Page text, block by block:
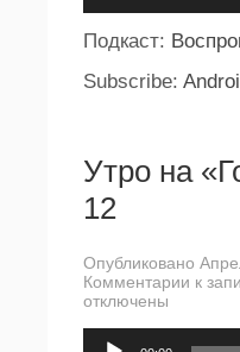
Подкаст:
Subscribe:
Утро на
12
Опубликовано
Комментарии к
отключены